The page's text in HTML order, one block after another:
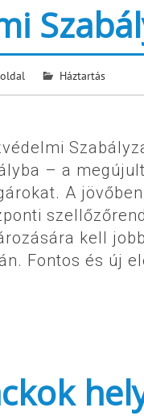
Háztartás
– a
A
kell
Fontos és új